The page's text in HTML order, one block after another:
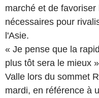
marché et de
nécessaires pour
l'Asie.
« Je pense que la
plus tôt sera le mieux
Valle lors du sommet
mardi, en référence à